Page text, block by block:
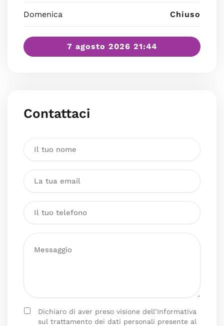
Domenica Chiuso
7 agosto 2026 21:44
Contattaci
Dichiaro di aver preso visione dell’Informativa
sul trattamento dei dati personali presente al